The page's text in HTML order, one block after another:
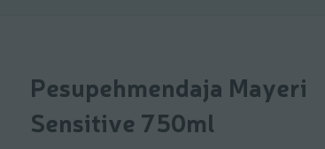
Pesupehmendaja Mayeri
Sensitive 750ml